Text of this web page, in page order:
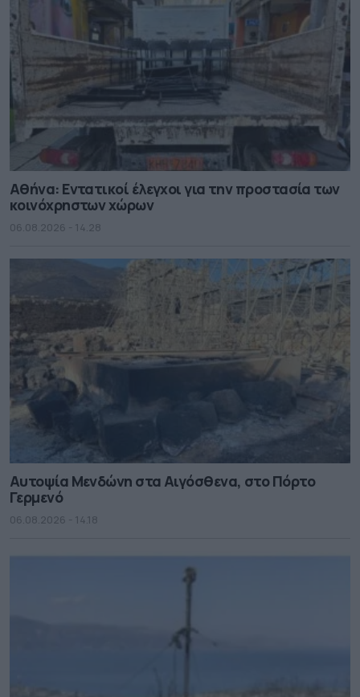
Αθήνα: Εντατικοί έλεγχοι για την προστασία των
κοινόχρηστων χώρων
06.08.2026 - 14.28
Αυτοψία Μενδώνη στα Αιγόσθενα, στο Πόρτο
Γερμενό
06.08.2026 - 14.18